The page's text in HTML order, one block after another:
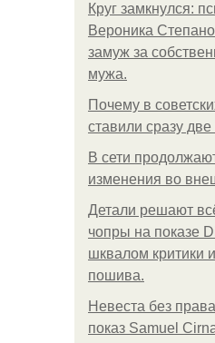
Круг замкнулся:
Вероника
замуж за
мужа.
Почему в
ставили сразу
В сети
изменения во
Детали решают
чопры на показе
шквалом критики
пошива.
Невеста без
показ Samuel